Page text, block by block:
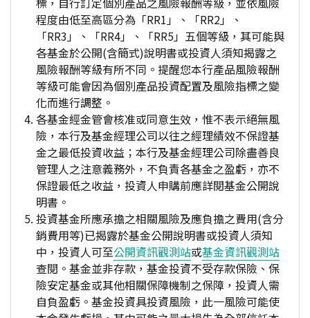
程度由低至高區分為「RR1」、「RR2」、
「RR3」、「RR4」、「RR5」五個等級，其可能與
各基金於公開(含簡式)說明書或投資人須知揭露之
風險報酬等級有所不同。提醒您本行產品風險報酬
等級可能會因為個別產品投資配置及風險指標之變
化而進行調整。
各基金經金管會核准或同意生效，惟不表示絕無風
險，本行及基金經理公司以往之經理績效不保證基
金之最低投資收益；本行及基金經理公司除盡善良
管理人之注意義務外，不負責各基金之盈虧，亦不
保證最低之收益，投資人申購前應詳閱基金公開說
明書。
投資基金所應承擔之相關風險及應負擔之費用(含分
銷費用等)已揭露於基金公開說明書或投資人須知
中，投資人可至公開資訊觀測站或基金資訊觀測站
查閱。基金並非存款，基金投資不受存款保險、保
險安定基金或其他相關保障機制之保障，投資人需
自負盈虧。基金投資具投資風險，此一風險可能使